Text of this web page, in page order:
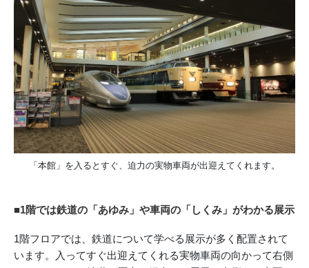
「本館」を入るとすぐ、迫力の実物車両が出迎えてくれます。
■1階では鉄道の「あゆみ」や車両の「しくみ」がわかる展示
1階フロアでは、鉄道について学べる展示が多く配置されて
います。入ってすぐ出迎えてくれる実物車両の向かって右側